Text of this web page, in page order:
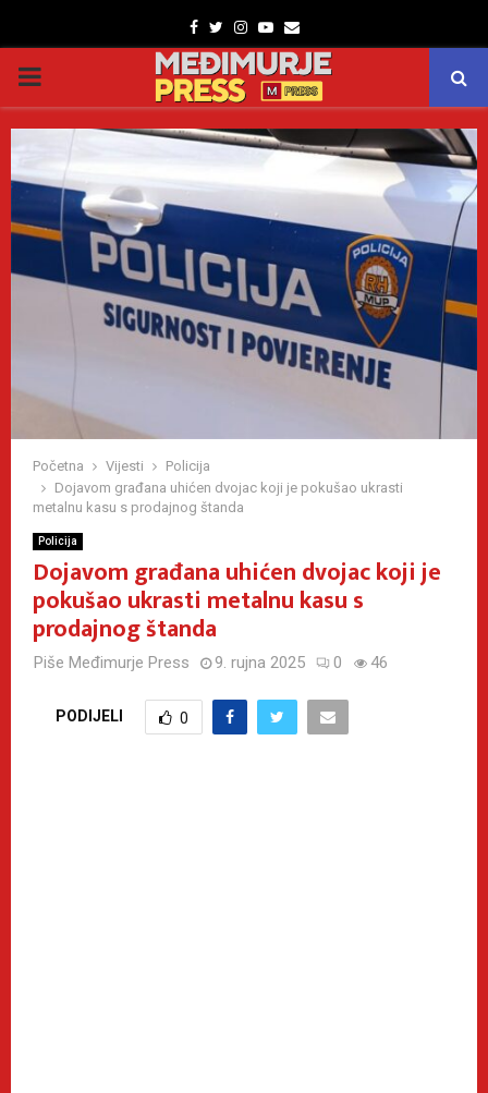
Facebook
TwitterInstagram
Youtube
Email
PRIMARY
MENU
Početna Vijesti
Policija
Dojavom građana uhićen dvojac koji je pokušao ukrasti
metalnu kasu s prodajnog štanda
Policija
Dojavom građana uhićen dvojac koji je
pokušao ukrasti metalnu kasu s
prodajnog štanda
Piše Međimurje Press 9. rujna 2025 0 46
PODIJELI 0